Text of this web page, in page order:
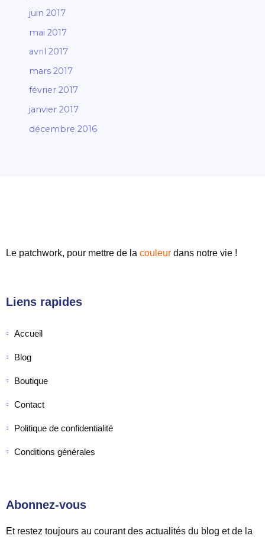
juin 2017
mai 2017
avril 2017
mars 2017
février 2017
janvier 2017
décembre 2016
Le patchwork, pour mettre de la couleur dans notre vie !
Liens rapides
Accueil
Blog
Boutique
Contact
Politique de confidentialité
Conditions générales
Abonnez-vous
Et restez toujours au courant des actualités du blog et de la